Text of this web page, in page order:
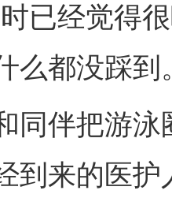
已经觉得
么都没踩到
伴把游泳
到来的医